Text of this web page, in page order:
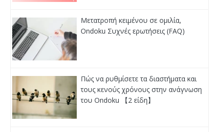
Μετατροπή κειμένου σε ομιλία,
Ondoku Συχνές ερωτήσεις (FAQ)
Πώς να ρυθμίσετε τα διαστήματα και
τους κενούς χρόνους στην ανάγνωση
του Ondoku 【2 είδη】